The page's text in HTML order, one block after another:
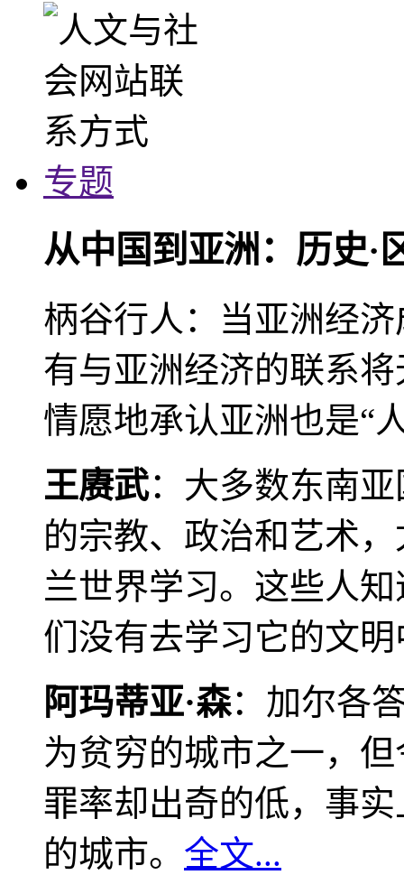
专题
从中国到亚洲：历史·
柄谷行人：当亚洲经
有与亚洲经济的联系
情愿地承认亚洲也是“
王赓武：大多数东南
的宗教、政治和艺术
兰世界学习。这些人
们没有去学习它的文
阿玛蒂亚·森：加尔各
为贫穷的城市之一，
罪率却出奇的低，事
的城市。 全文...